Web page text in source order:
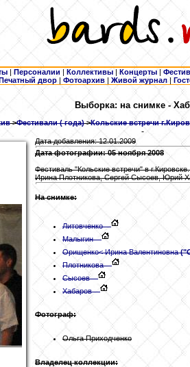
| Персоналии | Коллективы | Концерты |
двор | Фотоархив | Живой журнал |
Выборка: на снимке -
>Фестивали ( года)>Кольские встречи
Дата добавления: 12.01.2009
Дата фотографии: 05 ноября 2008
Фестиваль "Кольские встречи" в
Ирина Плотникова, Сергей Сысоев, Юрий
На снимке:
Литовченко
Малыгин
Орищенко< Ирина Валентиновна
Плотникова
Сысоев
Хабаров
Фотограф:
Ольга Приходченко
Владелец коллекции: